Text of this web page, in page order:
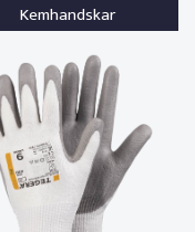
Kemhandskar